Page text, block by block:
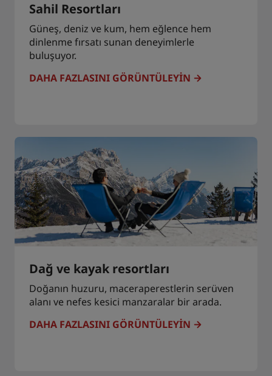
Sahil Resortları
Güneş, deniz ve kum, hem eğlence hem
dinlenme fırsatı sunan deneyimlerle
buluşuyor.
DAHA FAZLASINI GÖRÜNTÜLEYIN
Dağ ve kayak resortları
Doğanın huzuru, maceraperestlerin serüven
alanı ve nefes kesici manzaralar bir arada.
DAHA FAZLASINI GÖRÜNTÜLEYIN